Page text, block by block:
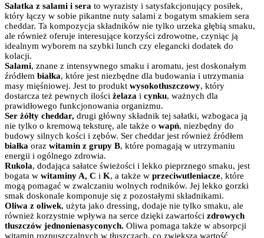
Sałatka z salami i sera to wyrazisty i satysfakcjonujący posiłek,
który łączy w sobie pikantne nuty salami z bogatym smakiem sera
cheddar. Ta kompozycja składników nie tylko urzeka głębią smaku,
ale również oferuje interesujące korzyści zdrowotne, czyniąc ją
idealnym wyborem na szybki lunch czy elegancki dodatek do
kolacji.
Salami, znane z intensywnego smaku i aromatu, jest doskonałym
źródłem białka, które jest niezbędne dla budowania i utrzymania
masy mięśniowej. Jest to produkt wysokotłuszczowy, który
dostarcza też pewnych ilości żelaza i cynku, ważnych dla
prawidłowego funkcjonowania organizmu.
Ser żółty cheddar, drugi główny składnik tej sałatki, wzbogaca ją
nie tylko o kremową teksturę, ale także o wapń, niezbędny do
budowy silnych kości i zębów. Ser cheddar jest również źródłem
białka oraz witamin z grupy B, które pomagają w utrzymaniu
energii i ogólnego zdrowia.
Rukola, dodająca sałatce świeżości i lekko pieprznego smaku, jest
bogata w witaminy A, C i K, a także w przeciwutleniacze, które
mogą pomagać w zwalczaniu wolnych rodników. Jej lekko gorzki
smak doskonale komponuje się z pozostałymi składnikami.
Oliwa z oliwek, użyta jako dressing, dodaje nie tylko smaku, ale
również korzystnie wpływa na serce dzięki zawartości zdrowych
tłuszczów jednonienasyconych. Oliwa pomaga także w absorpcji
witamin rozpuszczalnych w tłuszczach, co zwiększa wartość